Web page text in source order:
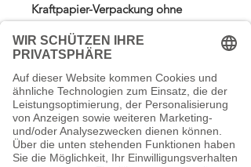
Kraftpapier-Verpackung ohne
Streuhilfen und
Geschmacksverstärker.
inkl. MwSt. - zzgl. Versand
123,75€ / 1kg